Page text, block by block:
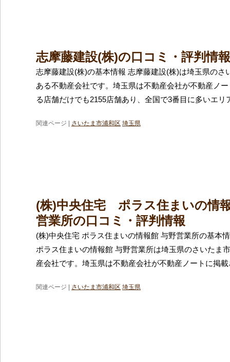
志摩藤建設(株)の口コミ・評判情報
志摩藤建設(株)の基本情報 志摩藤建設(株)は埼玉県のさ
ある不動産会社です。埼玉県は不動産会社が不動産ノ
る店舗だけでも2155店舗あり、全国で3番目に多いエリ
関連ページ | さいたま市浦和区 埼玉県
(株)中央住宅 ポラス住まいの情
営業所の口コミ・評判情報
(株)中央住宅 ポラス住まいの情報館 与野営業所の基本
ポラス住まいの情報館 与野営業所は埼玉県のさいたま
産会社です。埼玉県は不動産会社が不動産ノートに掲
関連ページ | さいたま市浦和区 埼玉県